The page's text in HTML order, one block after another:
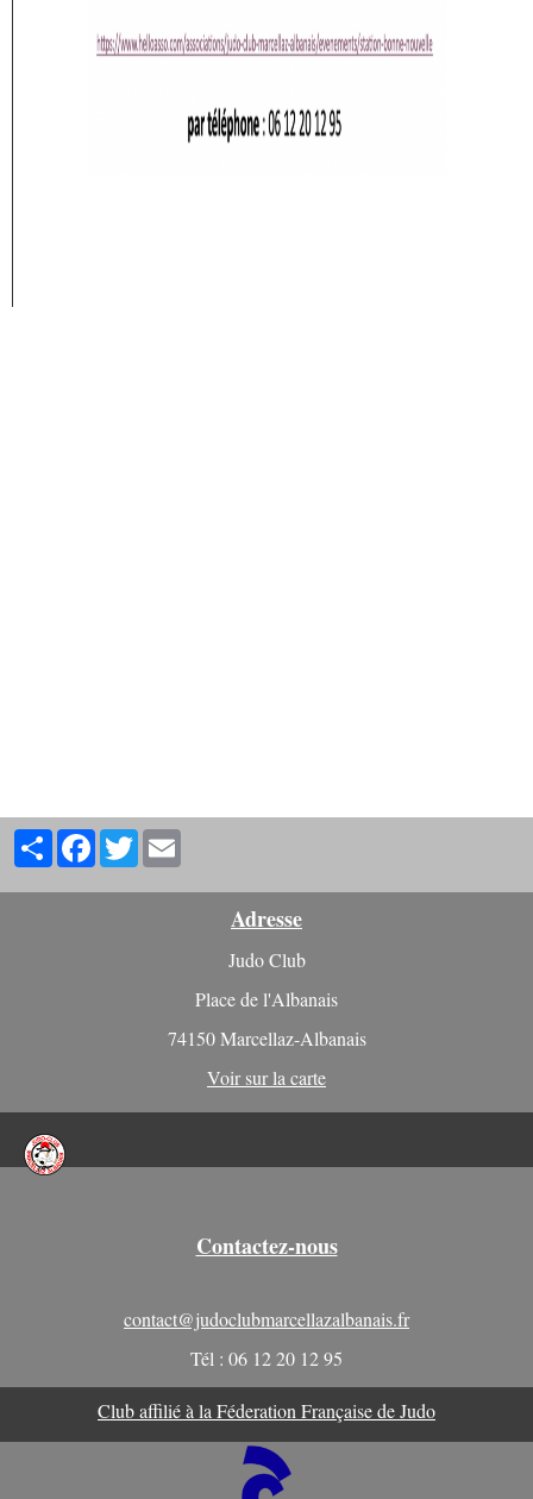
PartagerFacebook
Twitter
Adresse
Judo Club
Place de l'Albanais
74150 Marcellaz-Albanais
Voir sur la carte
Contactez-nous
contact@judoclubmarcellazalbanais.fr
Tél : 06 12 20 12 95
Club affilié à la Féderation Française de Judo